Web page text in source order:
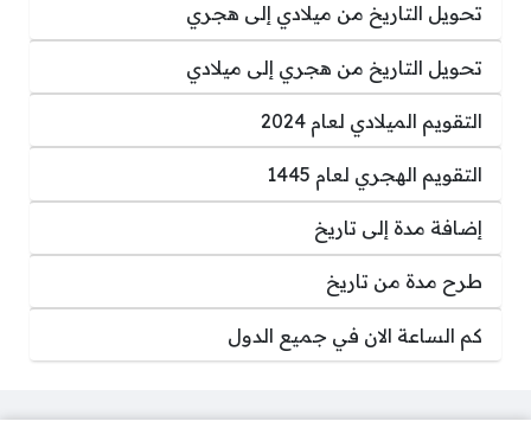
تحويل التاريخ من ميلادي إلى هجري
تحويل التاريخ من هجري إلى ميلادي
التقويم الميلادي لعام 2024
التقويم الهجري لعام 1445
إضافة مدة إلى تاريخ
طرح مدة من تاريخ
كم الساعة الان في جميع الدول